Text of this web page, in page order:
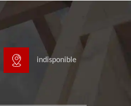
indisponible